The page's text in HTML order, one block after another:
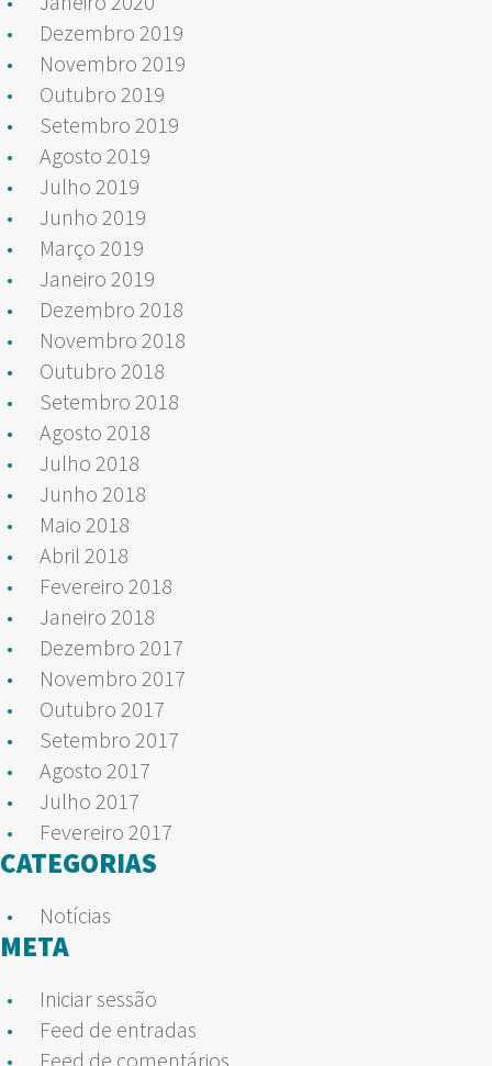
Dezembro 2019
Novembro 2019
Outubro 2019
Setembro 2019
Agosto 2019
Julho 2019
Junho 2019
Março 2019
Janeiro 2019
Dezembro 2018
Novembro 2018
Outubro 2018
Setembro 2018
Agosto 2018
Julho 2018
Junho 2018
Maio 2018
Abril 2018
Fevereiro 2018
Janeiro 2018
Dezembro 2017
Novembro 2017
Outubro 2017
Setembro 2017
Agosto 2017
Julho 2017
Fevereiro 2017
CATEGORIAS
Notícias
META
Iniciar sessão
Feed de entradas
Feed de comentários